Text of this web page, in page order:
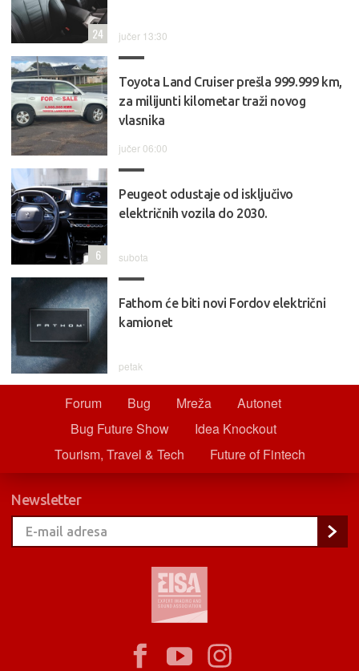
jučer 13:30
24
Toyota Land Cruiser prešla 999.999 km,
za milijunti kilometar traži novog
vlasnika
jučer 06:00
Peugeot odustaje od isključivo
električnih vozila do 2030.
subota
6
Fathom će biti novi Fordov električni
kamionet
petak
Forum Bug Mreža
Autonet
Bug Future Show
Idea Knockout
Tourism, Travel & Tech
Future of Fintech
Newsletter